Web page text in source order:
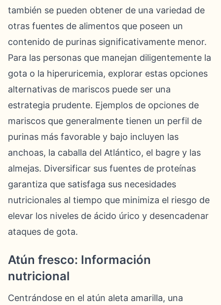
también se pueden obtener de una variedad de
otras fuentes de alimentos que poseen un
contenido de purinas significativamente menor.
Para las personas que manejan diligentemente la
gota o la hiperuricemia, explorar estas opciones
alternativas de mariscos puede ser una
estrategia prudente. Ejemplos de opciones de
mariscos que generalmente tienen un perfil de
purinas más favorable y bajo incluyen las
anchoas, la caballa del Atlántico, el bagre y las
almejas. Diversificar sus fuentes de proteínas
garantiza que satisfaga sus necesidades
nutricionales al tiempo que minimiza el riesgo de
elevar los niveles de ácido úrico y desencadenar
ataques de gota.
Atún fresco: Información
nutricional
Centrándose en el atún aleta amarilla, una